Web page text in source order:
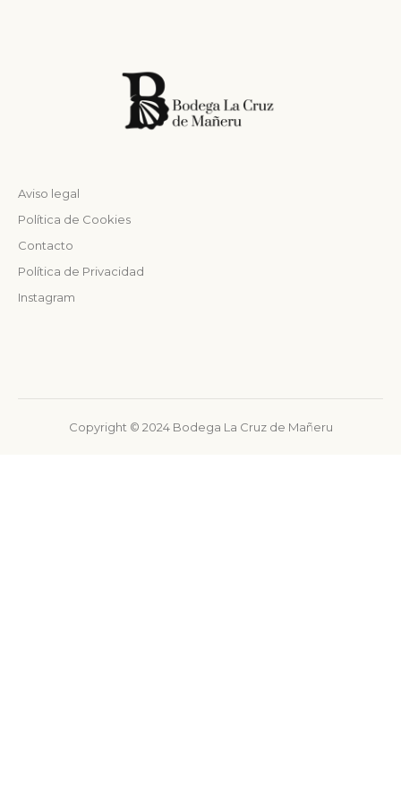
Aviso legal
Política de Cookies
Contacto
Política de Privacidad
Instagram
Copyright © 2024 Bodega La Cruz de Mañeru